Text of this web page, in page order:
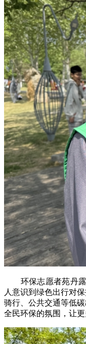
环保志愿者苑丹露
人意识到绿色出行对
骑行、公共交通等低
全民环保的氛围，让